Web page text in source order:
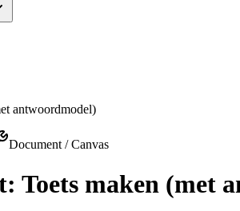
antwoordmodel)
Document / Canvas
Toets maken (met